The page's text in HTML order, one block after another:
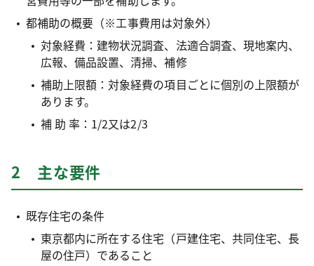
都補助の概要（※工事費用は対象外）
対象経費：建物状況調査、法適合調査、現地案内、
広報、備品設置、清掃、補修
補助上限額：対象経費の項目ごとに個別の上限額が
あります。
補 助 率：1/2又は2/3
2 主な要件
既存住宅の条件
東京都内に所在する住宅（戸建住宅、共同住宅、長
屋の住戸）であること